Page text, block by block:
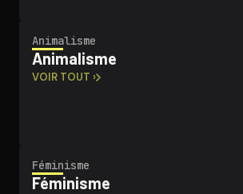
Animalisme
Animalisme
VOIR TOUT ›
Féminisme
Féminisme